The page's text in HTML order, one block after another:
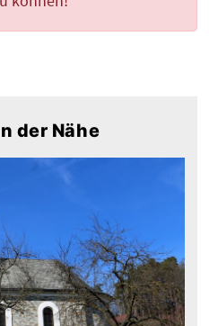
der Nähe